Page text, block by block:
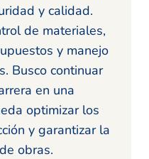
y calidad.
de materiales,
y manejo
Busco continuar
en una
optimizar los
y garantizar la
obras.